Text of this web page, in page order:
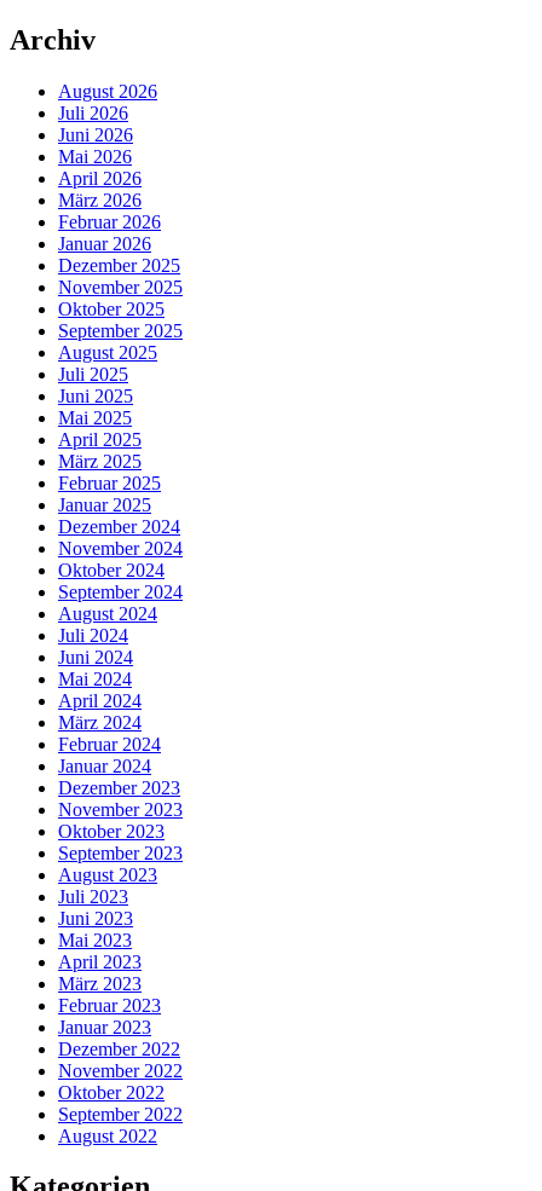
Archiv
August 2026
Juli 2026
Juni 2026
Mai 2026
April 2026
März 2026
Februar 2026
Januar 2026
Dezember 2025
November 2025
Oktober 2025
September 2025
August 2025
Juli 2025
Juni 2025
Mai 2025
April 2025
März 2025
Februar 2025
Januar 2025
Dezember 2024
November 2024
Oktober 2024
September 2024
August 2024
Juli 2024
Juni 2024
Mai 2024
April 2024
März 2024
Februar 2024
Januar 2024
Dezember 2023
November 2023
Oktober 2023
September 2023
August 2023
Juli 2023
Juni 2023
Mai 2023
April 2023
März 2023
Februar 2023
Januar 2023
Dezember 2022
November 2022
Oktober 2022
September 2022
August 2022